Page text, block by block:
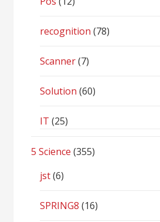
recognition (78)
Scanner(7)
Solution (60)
IT (25)
5 Science (355)
jst(6)
SPRING8 (16)